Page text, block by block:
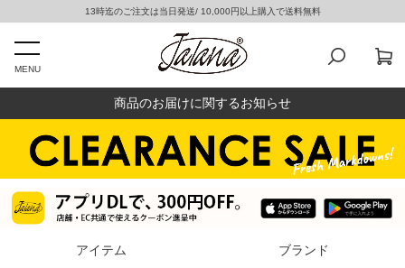
13時迄のご注文は当日発送/ 10,000円以上購入で送料無料
MENU
商品のお届けに関するお知らせ
アイテム ブランド